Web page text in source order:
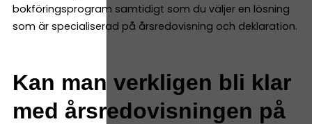
bokföringsprogram samtidigt som du väljer en lösning
som är specialiserad på årsredovisning och deklaration.
Kan man verkligen bli klar
med årsredovisningen på